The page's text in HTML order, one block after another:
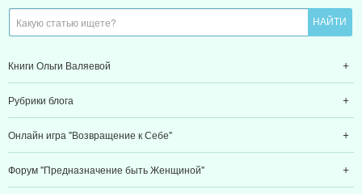
Книги Ольги Валяевой
Рубрики блога
Онлайн игра "Возвращение к Себе"
Форум "Предназначение быть Женщиной"